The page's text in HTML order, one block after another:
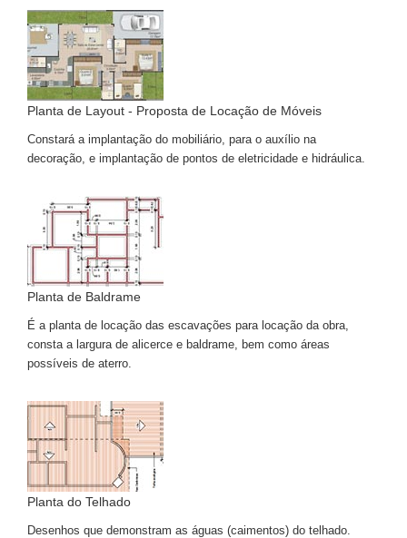
Planta de Layout - Proposta de Locação de Móveis
Constará a implantação do mobiliário, para o auxílio na
decoração, e implantação de pontos de eletricidade e hidráulica.
Planta de Baldrame
É a planta de locação das escavações para locação da obra,
consta a largura de alicerce e baldrame, bem como áreas
possíveis de aterro.
Planta do Telhado
Desenhos que demonstram as águas (caimentos) do telhado.